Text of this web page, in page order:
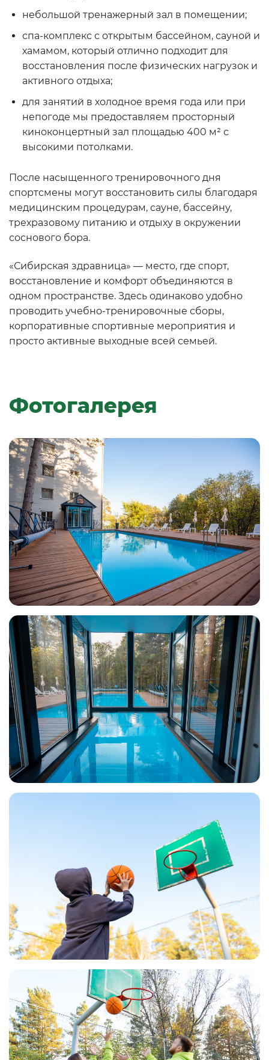
небольшой тренажерный зал в помещении;
спа-комплекс с открытым бассейном, сауной и
хамамом, который отлично подходит для
восстановления после физических нагрузок и
активного отдыха;
для занятий в холодное время года или при
непогоде мы предоставляем просторный
киноконцертный зал площадью 400 м² с
высокими потолками.
После насыщенного тренировочного дня
спортсмены могут восстановить силы благодаря
медицинским процедурам, сауне, бассейну,
трехразовому питанию и отдыху в окружении
соснового бора.
«Сибирская здравница» — место, где спорт,
восстановление и комфорт объединяются в
одном пространстве. Здесь одинаково удобно
проводить учебно-тренировочные сборы,
корпоративные спортивные мероприятия и
просто активные выходные всей семьей.
Фотогалерея